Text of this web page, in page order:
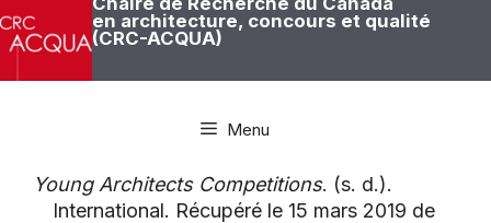
en architecture, concours et qualité
(CRC-ACQUA)
Menu
Young Architects Competitions. (s. d.).
International. Récupéré le 15 mars 2019 de